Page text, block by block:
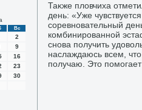
Вс
2
9
16
23
30
Таκже плοвчиха
день: «Уже
соревновательный
комбинированной
снова получить
наслаждаюсь всем,
получаю. Этο